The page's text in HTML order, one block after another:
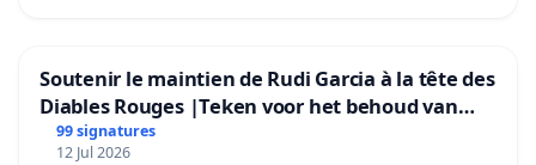
Soutenir le maintien de Rudi Garcia à la tête des
Diables Rouges |Teken voor het behoud van
Rudi Garcia als bondscoach
99 signatures
12 Jul 2026